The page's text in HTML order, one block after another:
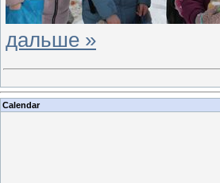
дальше »
Calendar